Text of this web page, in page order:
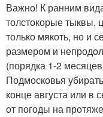
Важно! К ранним
толстокорые тыквы,
только мякоть, но и
размером и
(порядка 1-2
Подмосковья
конце августа или в
от погоды на